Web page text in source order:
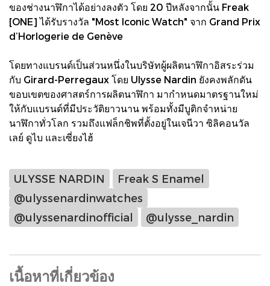
ของช่างนาฬิกาได้อย่างลงตัว โดย 20 ปีหลังจากนั้น Freak
[ONE] ได้รับรางวัล "Most Iconic Watch" จาก Grand Prix
d’Horlogerie de Genève
โดยทางแบรนด์เป็นส่วนหนึ่งในบริษัทผู้ผลิตนาฬิกาอิสระร่วม
กับ Girard-Perregaux โดย Ulysse Nardin ยังคงพลักดัน
ขอบเขตของศาสตร์การผลิตนาฬิกา มากำหนดมาตรฐานใหม่
ให้กับแบรนด์ที่มีประวัติยาวนาน พร้อมทั้งมีบูติกจำหน่าย
นาฬิกาทั่วโลก รวมถึงแฟล็กชิพที่ตั้งอยู่ในเจนีวา ซิลิคอนวัล
เลย์ ดูไบ และเซี่ยงไฮ้
ULYSSE NARDIN
Freak S Enamel
@ulyssenardinwatches
@ulyssenardinofficial
@ulysse_nardin
เนื้อหาที่เกี่ยวข้อง